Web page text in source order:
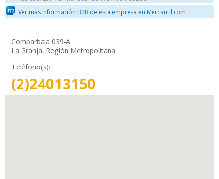
Ver mas información B2B de esta empresa en Mercantil.com
Combarbala 039-A
La Granja, Región Metropolitana
Teléfono(s):
(2)24013150